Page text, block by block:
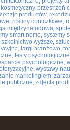
kosmetyczny, przestrzeń
produktów,
, rośliny doniczkowe,
międzynarodowa,
smart home, systemy
szkolnictwo wyższe,
, targi branżowe,
, testy psychologiczne
psychologiczne,
, wystawy
marketingiem,
publiczne, zdjęcia